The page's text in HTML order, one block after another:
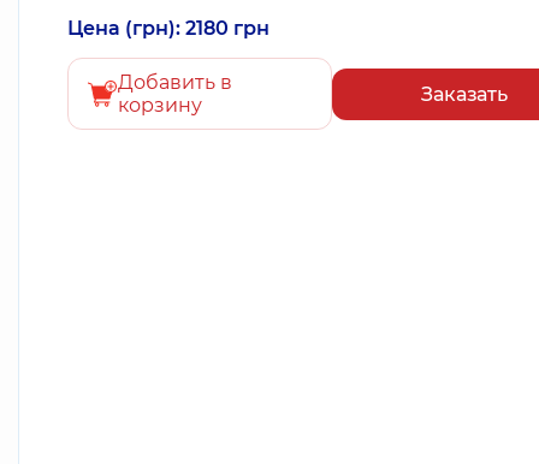
Цена (грн): 2180 грн
Добавить в
корзину
Заказать